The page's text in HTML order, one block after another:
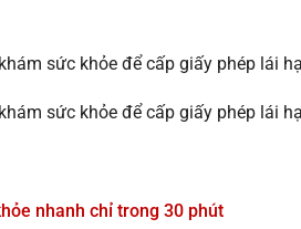
sức khỏe để cấp giấy phép lái
sức khỏe để cấp giấy phép lái
nhanh chỉ trong 30 phút